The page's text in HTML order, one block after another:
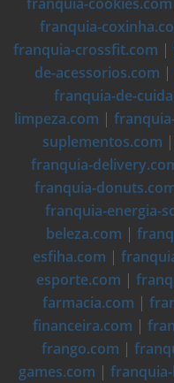
franquia-
franquia-crossfit.com |
de-acessorios.com |
franquia-de-
limpeza.com |
suplementos.com |
franquia-
franquia-
franquia-energia-
beleza.com |
esfiha.com |
esporte.com |
farmacia.com |
financeira.com |
frango.com |
games.com |